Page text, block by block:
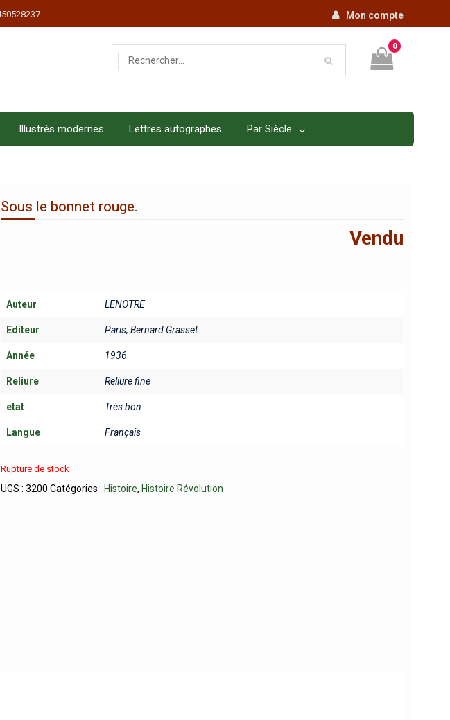
Mon compte
0
Illustrés modernes Lettres autographes Par Siècle
Sous le bonnet rouge.
Vendu
Auteur LENOTRE
Editeur Paris, Bernard Grasset
Année 1936
Reliure Reliure fine
etat Très bon
Langue Français
Rupture de stock
UGS :3200 Catégories : Histoire, Histoire Révolution